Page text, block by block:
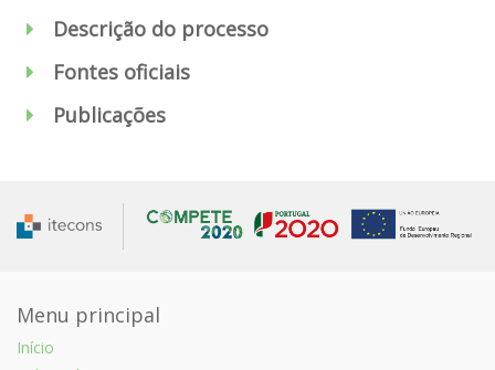
Descrição do processo
Fontes oficiais
Publicações
Menu principal
Início